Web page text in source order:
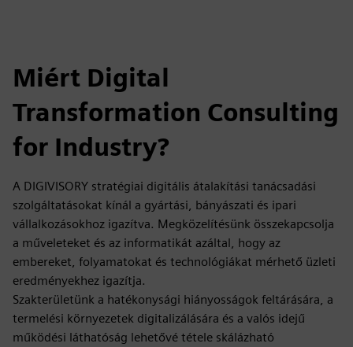
Miért Digital
Transformation Consulting
for Industry?
A DIGIVISORY stratégiai digitális átalakítási tanácsadási
szolgáltatásokat kínál a gyártási, bányászati és ipari
vállalkozásokhoz igazítva. Megközelítésünk összekapcsolja
a műveleteket és az informatikát azáltal, hogy az
embereket, folyamatokat és technológiákat mérhető üzleti
eredményekhez igazítja.
Szakterületünk a hatékonysági hiányosságok feltárására, a
termelési környezetek digitalizálására és a valós idejű
működési láthatóság lehetővé tétele skálázható